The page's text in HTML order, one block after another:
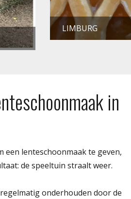
LIMBURG
in
een lenteschoonmaak te geven,
de speeltuin straalt weer.
onderhouden door de